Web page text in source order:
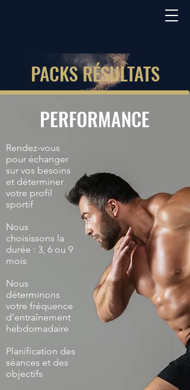
PACKS RÉSULTATS
PERFORMANCE
Rendez-vous
pour échanger
sur vos besoins
et déterminer
votre profil
sportif
Nous
choisissons la
durée : 3, 6 ou 9
mois
Nous
déterminons
votre fréquence
d’entraînement
hebdomadaire
Planification des
séances et des
objectifs